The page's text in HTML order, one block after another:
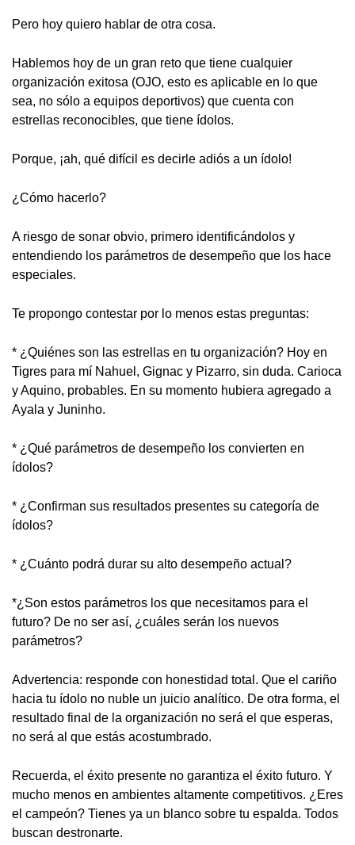
Pero hoy quiero hablar de otra cosa.
Hablemos hoy de un gran reto que tiene cualquier
organización exitosa (OJO, esto es aplicable en lo que
sea, no sólo a equipos deportivos) que cuenta con
estrellas reconocibles, que tiene ídolos.
Porque, ¡ah, qué difícil es decirle adiós a un ídolo!
¿Cómo hacerlo?
A riesgo de sonar obvio, primero identificándolos y
entendiendo los parámetros de desempeño que los hace
especiales.
Te propongo contestar por lo menos estas preguntas:
* ¿Quiénes son las estrellas en tu organización? Hoy en
Tigres para mí Nahuel, Gignac y Pizarro, sin duda. Carioca
y Aquino, probables. En su momento hubiera agregado a
Ayala y Juninho.
* ¿Qué parámetros de desempeño los convierten en
ídolos?
* ¿Confirman sus resultados presentes su categoría de
ídolos?
* ¿Cuánto podrá durar su alto desempeño actual?
*¿Son estos parámetros los que necesitamos para el
futuro? De no ser así, ¿cuáles serán los nuevos
parámetros?
Advertencia: responde con honestidad total. Que el cariño
hacia tu ídolo no nuble un juicio analítico. De otra forma, el
resultado final de la organización no será el que esperas,
no será al que estás acostumbrado.
Recuerda, el éxito presente no garantiza el éxito futuro. Y
mucho menos en ambientes altamente competitivos. ¿Eres
el campeón? Tienes ya un blanco sobre tu espalda. Todos
buscan destronarte.